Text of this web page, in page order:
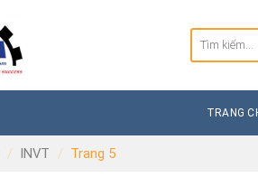
Tìm
TRANG
/ INVT / Trang 5